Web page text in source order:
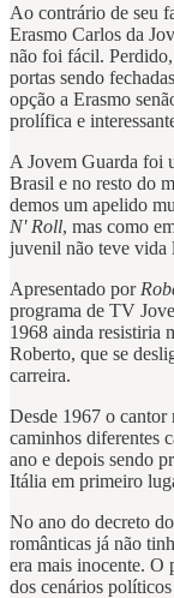
Ao contrário de seu
Erasmo Carlos da
não foi fácil.
portas sendo
opção a Erasmo
prolífica e
A Jovem Guarda foi
Brasil e no resto do
demos um apelido
N' Roll, mas como
juvenil não teve vida
Apresentado por
programa de TV
1968 ainda resistiria
Roberto, que se
carreira.
Desde 1967 o cantor
caminhos diferentes
ano e depois sendo
Itália em primeiro
No ano do decreto
românticas já não
era mais inocente. O
dos cenários